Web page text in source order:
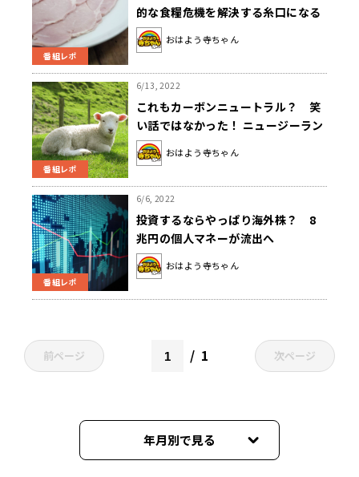
番組レポ
的な食糧危機を解決する糸口になる
か！？
おはよう寺ちゃん
番組レポ
6/13, 2022
これもカーボンニュートラル？ 笑
い話ではなかった！ ニュージーラン
ドで牛や羊の「げっぷ課税」案
おはよう寺ちゃん
番組レポ
6/6, 2022
投資するならやっぱり海外株？ 8
兆円の個人マネーが流出へ
おはよう寺ちゃん
前ページ 1 次ページ
年月別で見る